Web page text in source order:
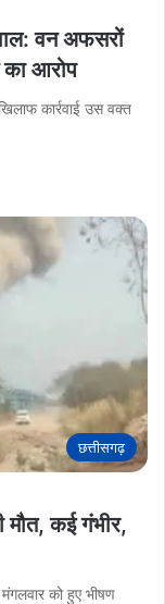
वन अफसरों
आरोप
कार्रवाई उस वक्त
छत्तीसगढ़
मौत, कई गंभीर,
को हुए भीषण